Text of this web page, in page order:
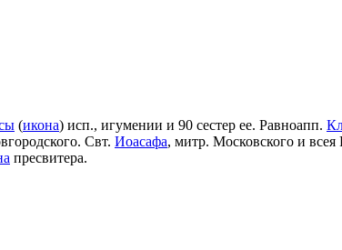
(икона) исп., игумении и 90 сестер ее. Равноапп.
Свт. Иоасафа, митр. Московского и всея
пресвитера.